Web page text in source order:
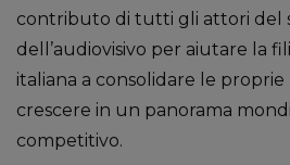
contributo di tutti gli attori del
dell’audiovisivo per aiutare la
italiana a consolidare le
crescere in un panorama
competitivo.